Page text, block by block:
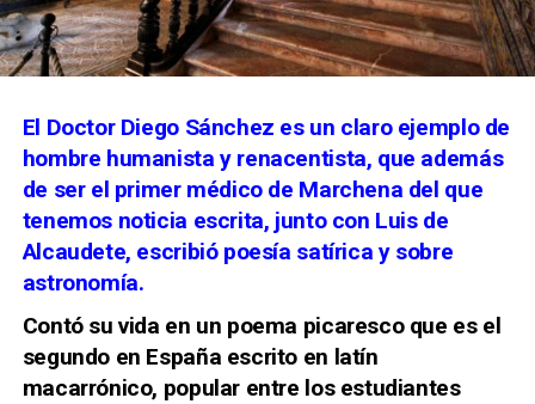
El Doctor Diego Sánchez es un claro ejemplo de
hombre humanista y renacentista, que además
de ser el primer médico de Marchena del que
tenemos noticia escrita, junto con Luis de
Alcaudete, escribió poesía satírica y sobre
astronomía.
Contó su vida en un poema picaresco que es el
segundo en España escrito en latín
macarrónico, popular entre los estudiantes